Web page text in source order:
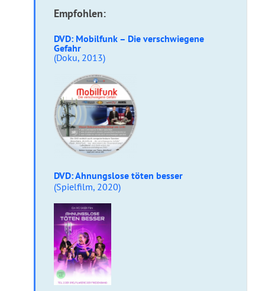
Empfohlen:
DVD: Mobilfunk – Die verschwiegene
Gefahr
(Doku, 2013)
DVD: Ahnungslose töten besser
(Spielfilm, 2020)